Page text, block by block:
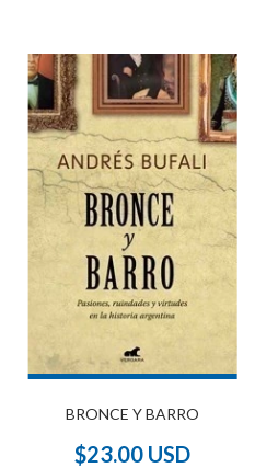
BRONCE Y BARRO
$23.00 USD